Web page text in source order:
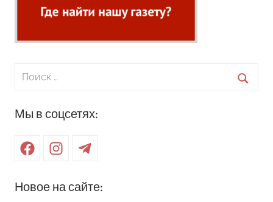
Поиск
Мы в соцсетях:
FacebookInstagramTelegram
Новое на сайте: